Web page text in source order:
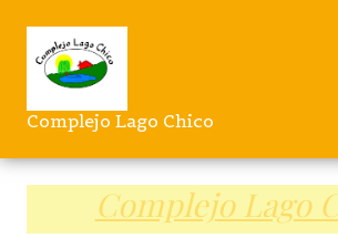
Complejo Lago Chico
Complejo Lago